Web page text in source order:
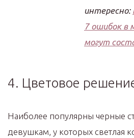
интересно:
7 ошибок в
могут
4. Цветовое
Наиболее популярны черные
девушкам, у которых светлая